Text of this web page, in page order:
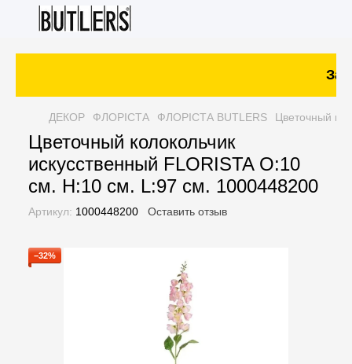
ДЕКОР ФЛОРІСТА ФЛОРІСТА BUTLERS Цветочный
Цветочный колокольчик
искусственный FLORISTA O:10
см. H:10 см. L:97 см. 1000448200
Артикул: 1000448200 Оставить отзыв
−32%